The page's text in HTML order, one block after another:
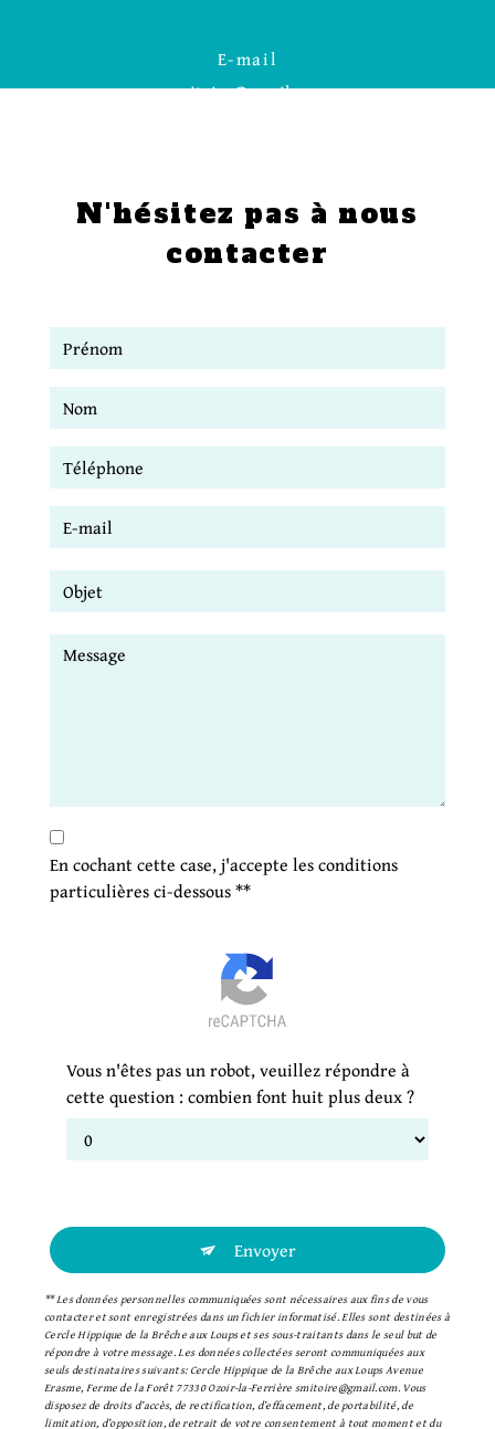
E-mail
smitoire@gmail.com
N'hésitez pas à nous
contacter
En cochant cette case, j'accepte les conditions
particulières ci-dessous **
Vous n'êtes pas un robot, veuillez répondre à
cette question : combien font huit plus deux ?
Envoyer
** Les données personnelles communiquées sont nécessaires aux fins de vous
contacter et sont enregistrées dans un fichier informatisé. Elles sont destinées à
Cercle Hippique de la Brêche aux Loups et ses sous-traitants dans le seul but de
répondre à votre message. Les données collectées seront communiquées aux
seuls destinataires suivants: Cercle Hippique de la Brêche aux Loups Avenue
Erasme, Ferme de la Forêt 77330 Ozoir-la-Ferrière smitoire@gmail.com. Vous
disposez de droits d’accès, de rectification, d’effacement, de portabilité, de
limitation, d’opposition, de retrait de votre consentement à tout moment et du